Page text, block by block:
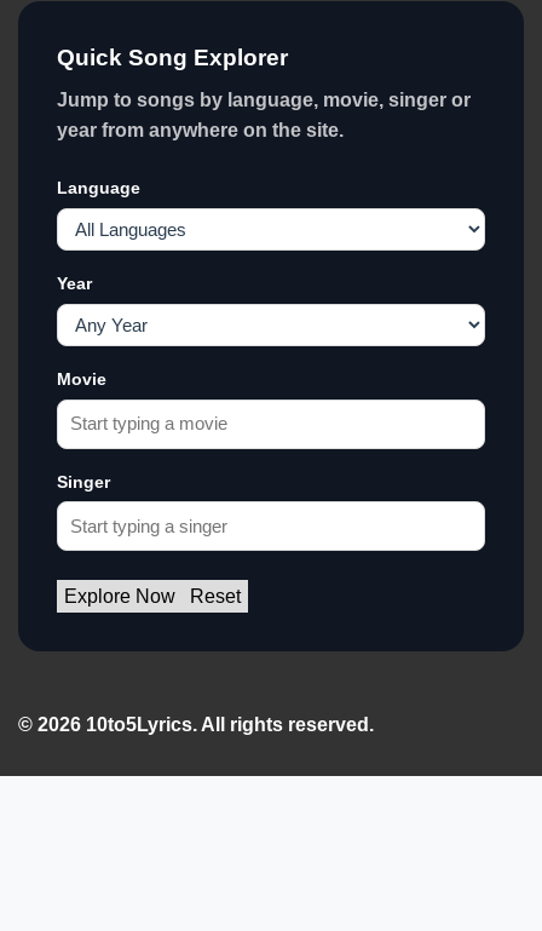
Quick Song Explorer
Jump to songs by language, movie, singer or
year from anywhere on the site.
Language
Year
Movie
Singer
Explore Now Reset
© 2026 10to5Lyrics. All rights reserved.